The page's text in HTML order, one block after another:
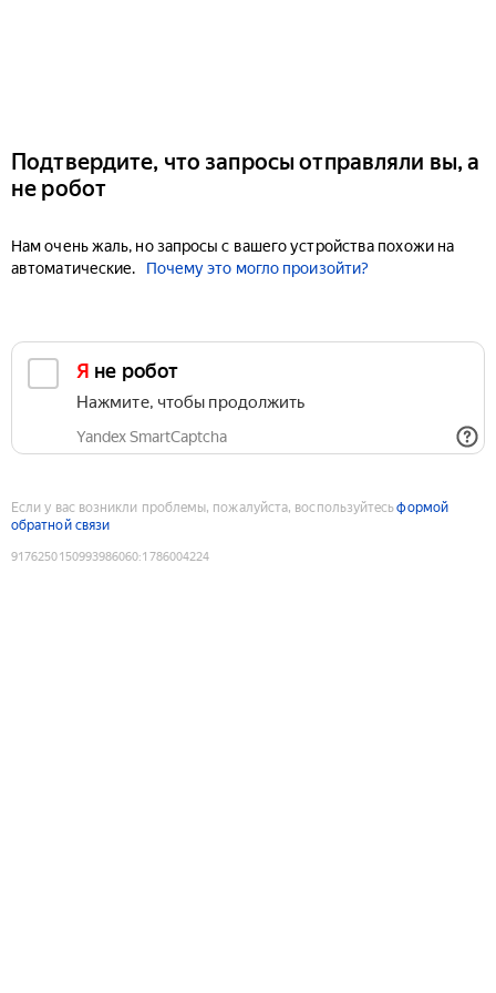
Подтвердите, что запросы отправляли вы, а
не робот
Нам очень жаль, но запросы с вашего устройства похожи на
автоматические.
Почему это могло произойти?
Я не робот
Нажмите, чтобы продолжить
Yandex SmartCaptcha
Если у вас возникли проблемы, пожалуйста, воспользуйтесьформой
обратной связи
9176250150993986060:1786004224